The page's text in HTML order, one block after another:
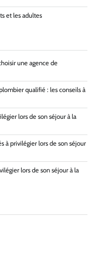
et les adultes
une agence de
qualifié : les conseils à
lors de son séjour à la
à privilégier lors de son séjour
lors de son séjour à la